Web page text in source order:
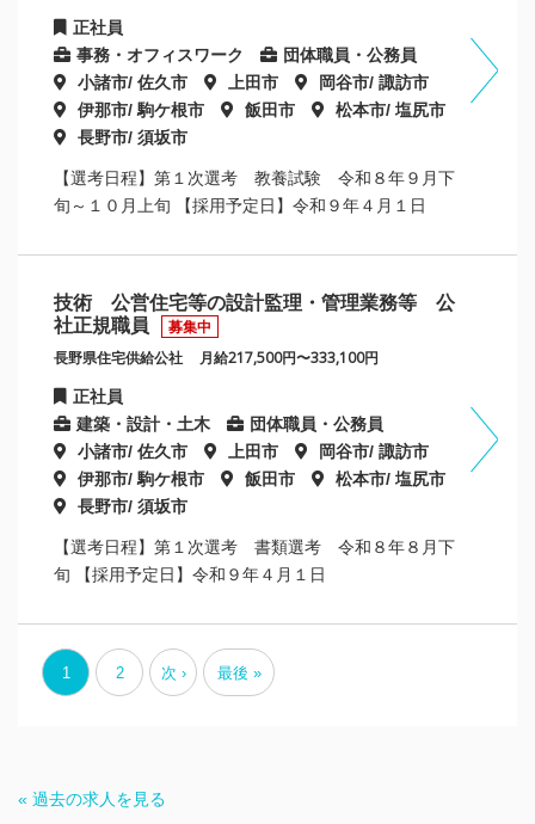
正社員
事務・オフィスワーク
団体職員・公務員
小諸市/ 佐久市
上田市
岡谷市/ 諏訪市
伊那市/ 駒ケ根市
飯田市
松本市/ 塩尻市
長野市/ 須坂市
【選考日程】第１次選考 教養試験 令和８年９月下
旬～１０月上旬 【採用予定日】令和９年４月１日
技術 公営住宅等の設計監理・管理業務等 公
社正規職員
募集中
長野県住宅供給公社 月給217,500円〜333,100円
正社員
建築・設計・土木
団体職員・公務員
小諸市/ 佐久市
上田市
岡谷市/ 諏訪市
伊那市/ 駒ケ根市
飯田市
松本市/ 塩尻市
長野市/ 須坂市
【選考日程】第１次選考 書類選考 令和８年８月下
旬 【採用予定日】令和９年４月１日
1 2 次 › 最後 »
« 過去の求人を見る